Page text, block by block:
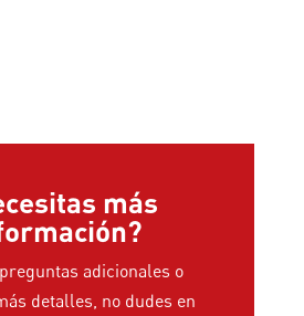
más
adicionales o
detalles, no dudes en